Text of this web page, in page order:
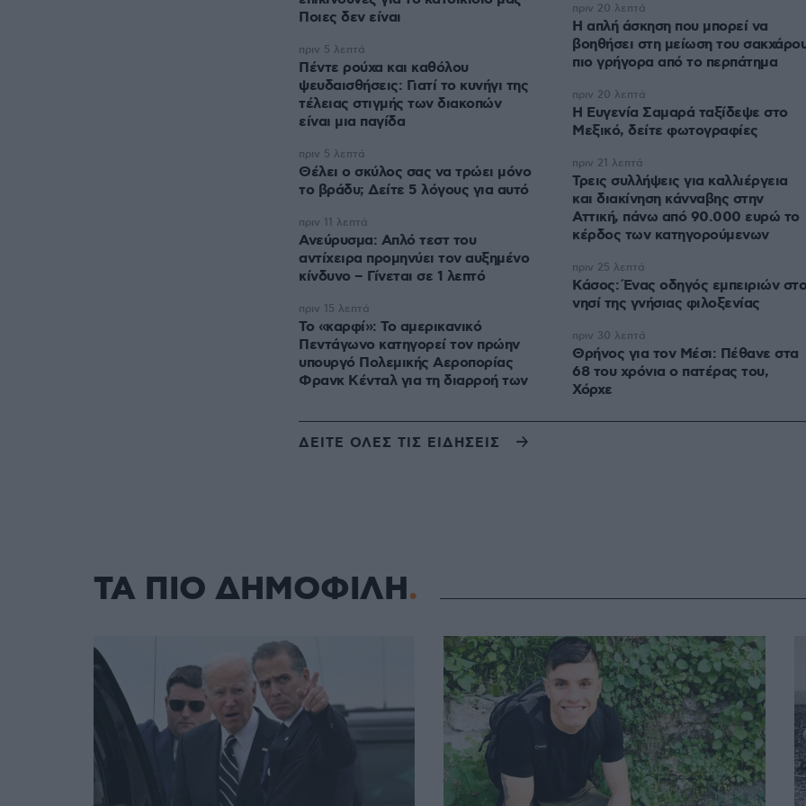
Ποιες δεν είναι
Πέντε ρούχα και καθόλου
ψευδαισθήσεις: Γιατί το κυνήγι της
τέλειας στιγμής των διακοπών
είναι μια παγίδα
πριν 5 λεπτά
Θέλει ο σκύλος σας να τρώει μόνο
το βράδυ; Δείτε 5 λόγους για αυτό
πριν 5 λεπτά
Ανεύρυσμα: Απλό τεστ του
αντίχειρα προμηνύει τον αυξημένο
κίνδυνο – Γίνεται σε 1 λεπτό
πριν 11 λεπτά
Το «καρφί»: Το αμερικανικό
Πεντάγωνο κατηγορεί τον πρώην
υπουργό Πολεμικής Αεροπορίας
Φρανκ Κένταλ για τη διαρροή των
πριν 15 λεπτά
Η απλή άσκηση που μπορεί να
βοηθήσει στη μείωση του
πιο γρήγορα από το περπάτημα
πριν 20 λεπτά
Η Ευγενία Σαμαρά ταξίδεψε στο
Μεξικό, δείτε φωτογραφίες
πριν 20 λεπτά
Τρεις συλλήψεις για καλλιέργεια
και διακίνηση κάνναβης στην
Αττική, πάνω από 90.000 ευρώ το
κέρδος των κατηγορούμενων
πριν 21 λεπτά
Κάσος: Ένας οδηγός εμπειριών στο
νησί της γνήσιας φιλοξενίας
πριν 25 λεπτά
Θρήνος για τον Μέσι: Πέθανε στα
68 του χρόνια ο πατέρας του,
Χόρχε
πριν 30 λεπτά
ΔΕΙΤΕ ΟΛΕΣ ΤΙΣ ΕΙΔΗΣΕΙΣ
ΤΑ ΠΙΟ ΔΗΜΟΦΙΛΗ